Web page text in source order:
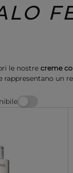
le nostre creme
rappresentano un